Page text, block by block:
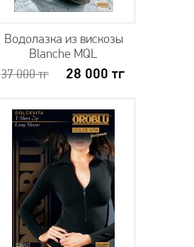
Водолазка из вискозы
Blanche MQL
37 000тг 28 000 тг